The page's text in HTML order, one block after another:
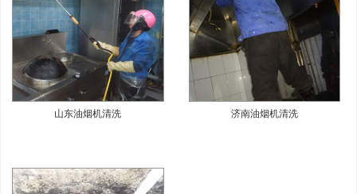
山东油烟机清洗 济南油烟机清洗